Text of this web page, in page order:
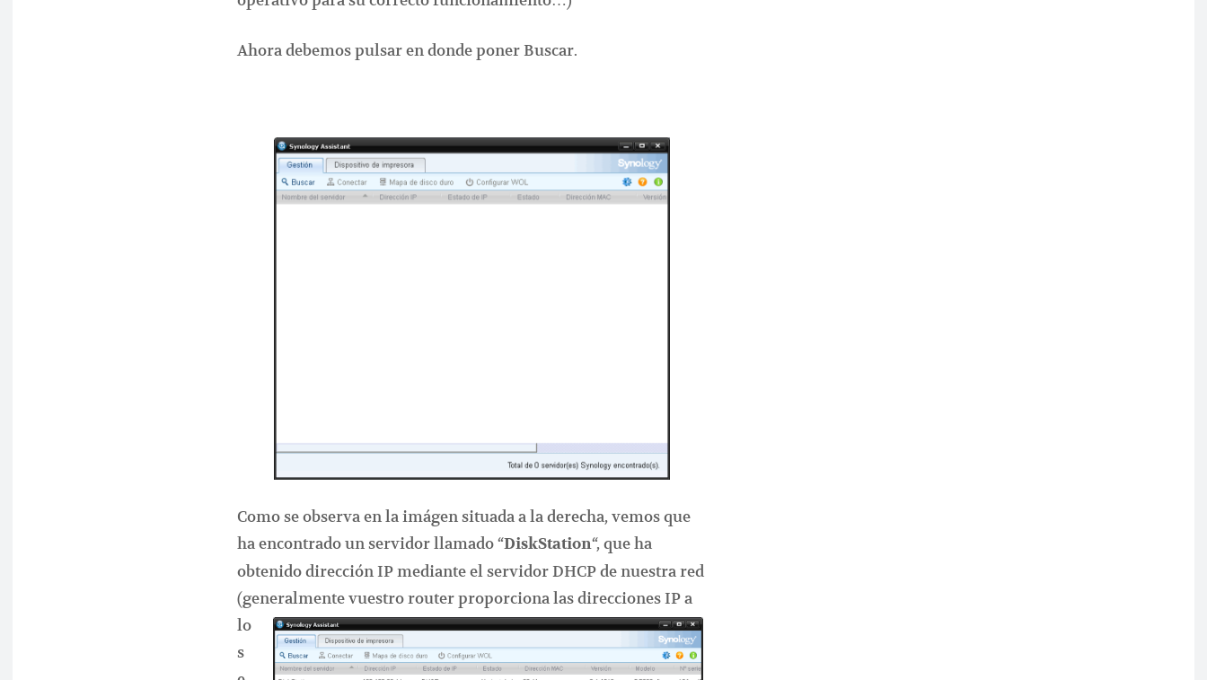
Ahora debemos pulsar en donde poner Buscar.
Como se observa en la imágen situada a la derecha, vemos que
ha encontrado un servidor llamado “DiskStation“, que ha
obtenido dirección IP mediante el servidor DHCP de nuestra red
(generalmente vuestro routerproporciona las direcciones IP a
lo
s